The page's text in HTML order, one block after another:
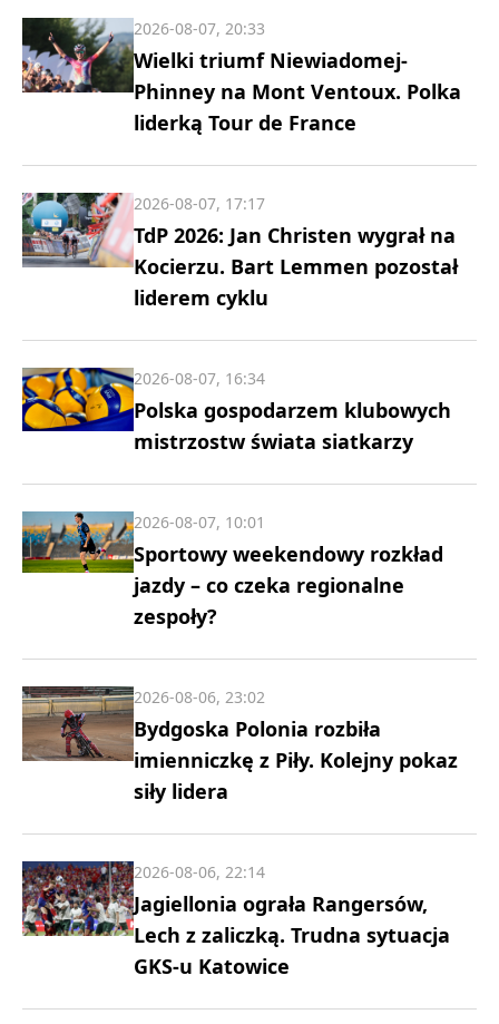
Wielki triumf Niewiadomej-
Phinney na Mont Ventoux. Polka
liderką Tour de France
2026-08-07, 20:33
TdP 2026: Jan Christen wygrał na
Kocierzu. Bart Lemmen pozostał
liderem cyklu
2026-08-07, 17:17
Polska gospodarzem klubowych
mistrzostw świata siatkarzy
2026-08-07, 16:34
Sportowy weekendowy rozkład
jazdy – co czeka regionalne
zespoły?
2026-08-07, 10:01
Bydgoska Polonia rozbiła
imienniczkę z Piły. Kolejny pokaz
siły lidera
2026-08-06, 23:02
Jagiellonia ograła Rangersów,
Lech z zaliczką. Trudna sytuacja
GKS-u Katowice
2026-08-06, 22:14